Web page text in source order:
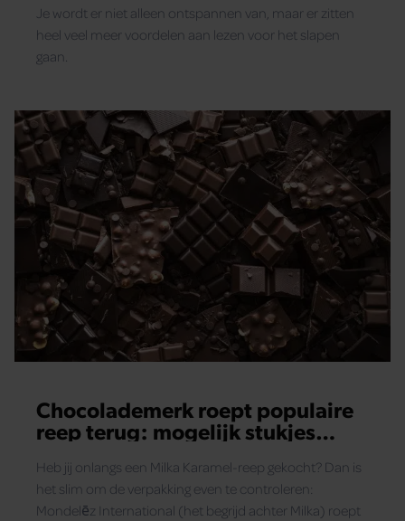
Je wordt er niet alleen ontspannen van, maar er zitten
heel veel meer voordelen aan lezen voor het slapen
gaan.
Chocolademerk roept populaire
reep terug: mogelijk stukjes
Heb jij onlangs een Milka Karamel-reep gekocht? Dan is
het slim om de verpakking even te controleren:
Mondelēz International (het begrijd achter Milka) roept